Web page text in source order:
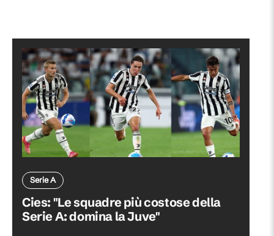
Serie A
Cies: "Le squadre più costose della
Serie A: domina la Juve"